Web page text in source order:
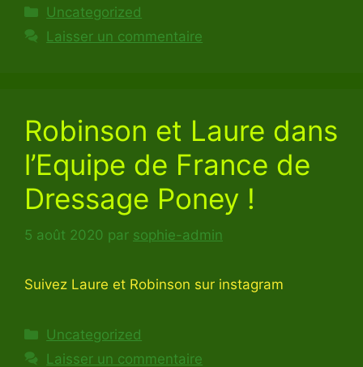
Catégories
Uncategorized
Laisser un commentaire
Robinson et Laure dans
l’Equipe de France de
Dressage Poney !
5 août 2020 par sophie-admin
Suivez Laure et Robinson sur instagram
Catégories
Uncategorized
Laisser un commentaire